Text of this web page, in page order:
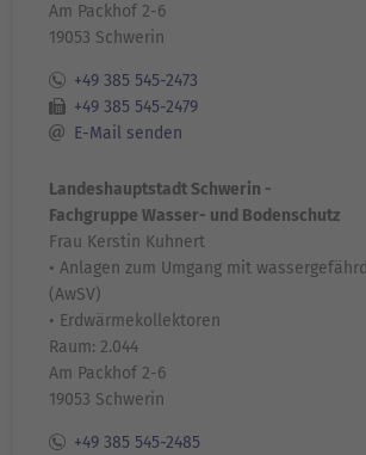
Am Packhof 2-6
19053 Schwerin
+49 385 545-2473
+49 385 545-2479
E-Mail senden
Landeshauptstadt Schwerin -
Fachgruppe Wasser- und Bodenschutz
Frau Kerstin Kuhnert
• Anlagen zum Umgang mit
(AwSV)
• Erdwärmekollektoren
Raum: 2.044
Am Packhof 2-6
19053 Schwerin
+49 385 545-2485